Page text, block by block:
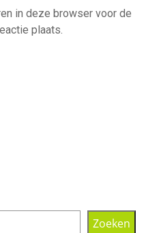
in deze browser voor de
plaats.
Zoeken